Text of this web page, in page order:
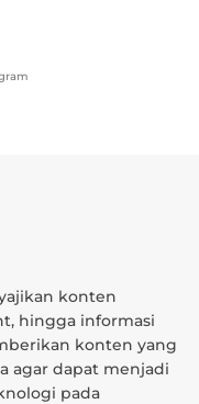
konten
hingga informasi
konten yang
agar dapat menjadi
pada